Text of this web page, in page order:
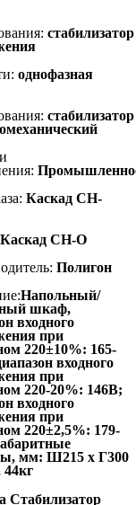
стабилизатор
однофазная
стабилизатор
Каскад СН-
Каскад СН-О
Полигон
Напольный/
шкаф,
входного
при
220±10%: 165-
входного
при
220-20%: 146В;
входного
при
220±2,5%: 179-
мм: Ш215 x Г300
44кг
Стабилизатор